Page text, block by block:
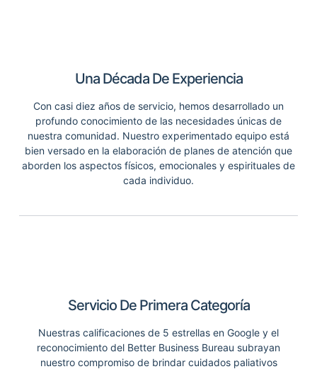
Una Década De Experiencia
Con casi diez años de servicio, hemos desarrollado un
profundo conocimiento de las necesidades únicas de
nuestra comunidad. Nuestro experimentado equipo está
bien versado en la elaboración de planes de atención que
aborden los aspectos físicos, emocionales y espirituales de
cada individuo.
Servicio De Primera Categoría
Nuestras calificaciones de 5 estrellas en Google y el
reconocimiento del Better Business Bureau subrayan
nuestro compromiso de brindar cuidados paliativos